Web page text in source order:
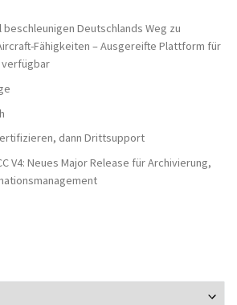
beschleunigen Deutschlands Weg zu
Fähigkeiten – Ausgereifte Plattform für
dann Drittsupport
V4: Neues Major Release für Archivierung,